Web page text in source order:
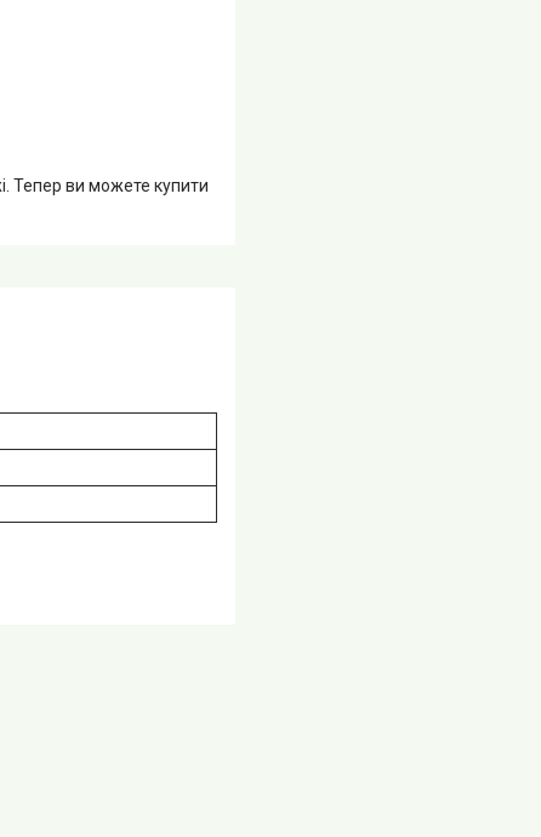
Тепер ви можете купити